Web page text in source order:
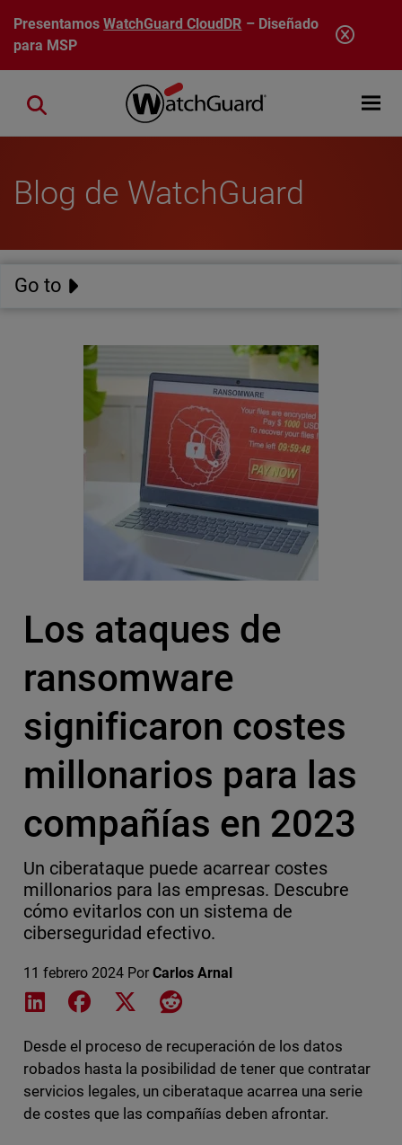
Pasar al contenido principal
PresentamosWatchGuard CloudDR – Diseñado
para MSP
Open
Close search
Blog de WatchGuard
Go to
Los ataques de
ransomware
significaron costes
millonarios para las
compañías en 2023
Un ciberataque puede acarrear costes
millonarios para las empresas. Descubre
cómo evitarlos con un sistema de
ciberseguridad efectivo.
11 febrero 2024 Por Carlos Arnal
Share on LinkedIn
Share on Facebook
Share on XShare on Reddit
Desde el proceso de recuperación de los datos
robados hasta la posibilidad de tener que contratar
servicios legales, un ciberataque acarrea una serie
de costes que las compañías deben afrontar.